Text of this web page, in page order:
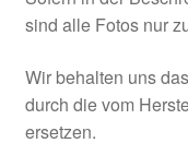
sind alle Fotos nur
Wir behalten uns
durch die vom
ersetzen.